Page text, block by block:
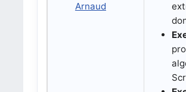
Arnaud